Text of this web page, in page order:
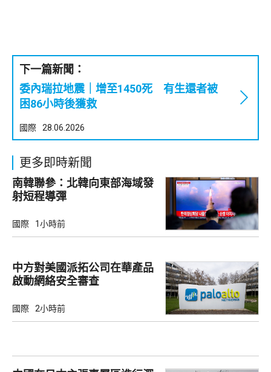
下一篇新聞：
委內瑞拉地震｜增至1450死 有生還者被
困86小時後獲救
國際 28.06.2026
更多即時新聞
南韓聯參：北韓向東部海域發
射短程導彈
國際 1小時前
中方對美國派拓公司在華產品
啟動網絡安全審查
國際 2小時前